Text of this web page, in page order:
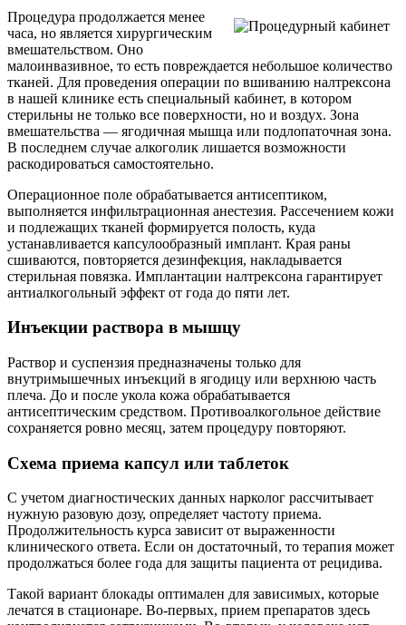
Процедура продолжается менее
часа, но является хирургическим
вмешательством. Оно
малоинвазивное, то есть повреждается небольшое количество
тканей. Для проведения операции по вшиванию налтрексона
в нашей клинике есть специальный кабинет, в котором
стерильны не только все поверхности, но и воздух. Зона
вмешательства — ягодичная мышца или подлопаточная зона.
В последнем случае алкоголик лишается возможности
раскодироваться самостоятельно.
Операционное поле обрабатывается антисептиком,
выполняется инфильтрационная анестезия. Рассечением кожи
и подлежащих тканей формируется полость, куда
устанавливается капсулообразный имплант. Края раны
сшиваются, повторяется дезинфекция, накладывается
стерильная повязка. Имплантации налтрексона гарантирует
антиалкогольный эффект от года до пяти лет.
Инъекции раствора в мышцу
Раствор и суспензия предназначены только для
внутримышечных инъекций в ягодицу или верхнюю часть
плеча. До и после укола кожа обрабатывается
антисептическим средством. Противоалкогольное действие
сохраняется ровно месяц, затем процедуру повторяют.
Схема приема капсул или таблеток
С учетом диагностических данных нарколог рассчитывает
нужную разовую дозу, определяет частоту приема.
Продолжительность курса зависит от выраженности
клинического ответа. Если он достаточный, то терапия может
продолжаться более года для защиты пациента от рецидива.
Такой вариант блокады оптимален для зависимых, которые
лечатся в стационаре. Во-первых, прием препаратов здесь